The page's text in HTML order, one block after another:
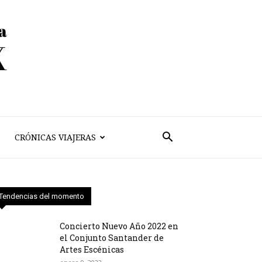
CRÓNICAS VIAJERAS
del momento
Concierto Nuevo Año 2022 en
el Conjunto Santander de
Artes Escénicas